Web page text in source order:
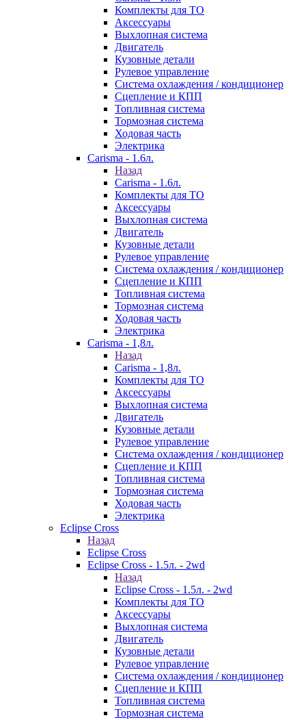
Комплекты для ТО
Аксессуары
Выхлопная система
Двигатель
Кузовные детали
Рулевое управление
Система охлаждения / кондиционер
Сцепление и КПП
Топливная система
Тормозная система
Ходовая часть
Электрика
Carisma - 1.6л.
Назад
Carisma - 1.6л.
Комплекты для ТО
Аксессуары
Выхлопная система
Двигатель
Кузовные детали
Рулевое управление
Система охлаждения / кондиционер
Сцепление и КПП
Топливная система
Тормозная система
Ходовая часть
Электрика
Carisma - 1,8л.
Назад
Carisma - 1,8л.
Комплекты для ТО
Аксессуары
Выхлопная система
Двигатель
Кузовные детали
Рулевое управление
Система охлаждения / кондиционер
Сцепление и КПП
Топливная система
Тормозная система
Ходовая часть
Электрика
Eclipse Cross
Назад
Eclipse Cross
Eclipse Cross - 1.5л. - 2wd
Назад
Eclipse Cross - 1.5л. - 2wd
Комплекты для ТО
Аксессуары
Выхлопная система
Двигатель
Кузовные детали
Рулевое управление
Система охлаждения / кондиционер
Сцепление и КПП
Топливная система
Тормозная система